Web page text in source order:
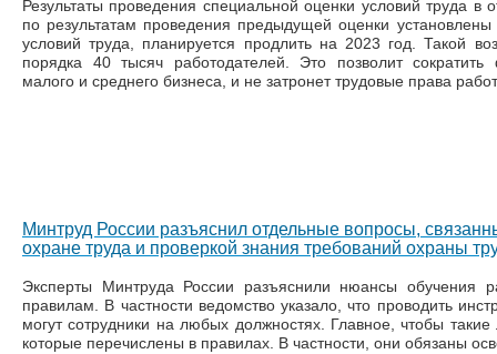
Результаты проведения специальной оценки условий труда в
по результатам проведения предыдущей оценки
условий труда, планируется продлить на 2023 год. Такой
порядка 40 тысяч работодателей. Это позволит сократить
малого и среднего бизнеса, и не затронет трудовые права
Минтруд России разъяснил отдельные вопросы,
охране труда и проверкой знания требований охраны
Эксперты Минтруда России разъяснили нюансы обучения
правилам. В частности ведомство указало, что проводить
могут сотрудники на любых должностях. Главное, чтобы
которые перечислены в правилах. В частности, они обязаны